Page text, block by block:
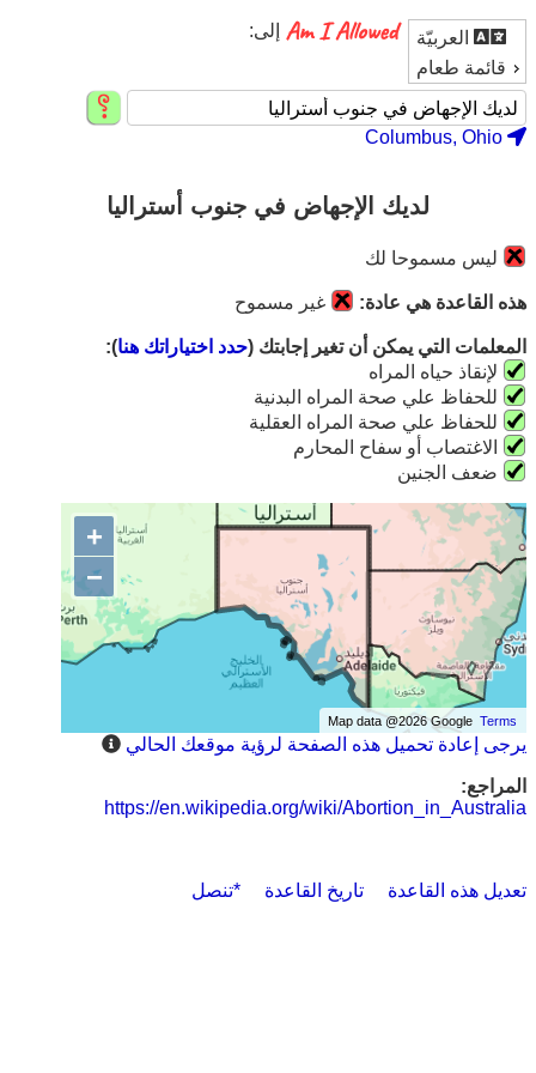
العربيّة
قائمة طعام
إلى:
Columbus, Ohio
لديك الإجهاض في جنوب أستراليا
ليس مسموحا لك
هذه القاعدة هي عادة: غير مسموح
المعلمات التي يمكن أن تغير إجابتك (حدد اختياراتك هنا):
لإنقاذ حياه المراه
للحفاظ علي صحة المراه البدنية
للحفاظ علي صحة المراه العقلية
الاغتصاب أو سفاح المحارم
ضعف الجنين
+
−
Map data @2026 GoogleTerms
يرجى إعادة تحميل هذه الصفحة لرؤية موقعك الحالي
المراجع:
https://en.wikipedia.org/wiki/Abortion_in_Australia
تعديل هذه القاعدة تاريخ القاعدة *تنصل